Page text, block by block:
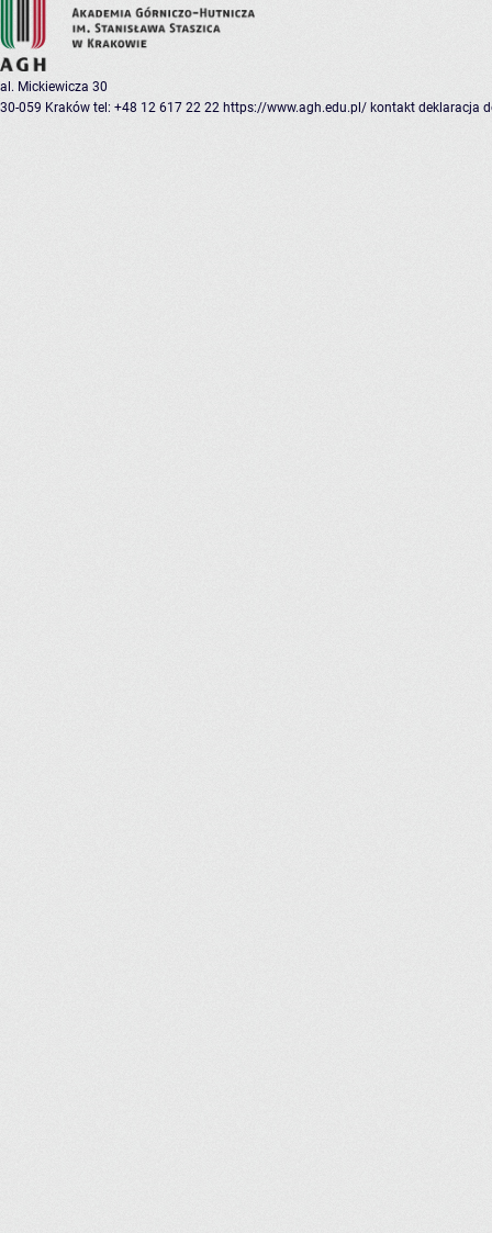
al. Mickiewicza 30
30-059 Kraków tel: +48 12 617 22 22 https://www.agh.edu.pl/ kontakt deklaracja